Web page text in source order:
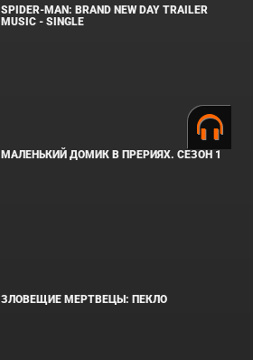
SPIDER-MAN: BRAND NEW DAY TRAILER
MUSIC - SINGLE
МАЛЕНЬКИЙ ДОМИК В ПРЕРИЯХ. СЕЗОН 1
ЗЛОВЕЩИЕ МЕРТВЕЦЫ: ПЕКЛО